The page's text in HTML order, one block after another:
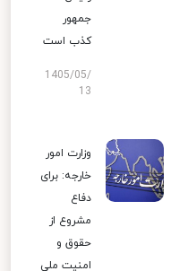
جمهور
کذب است
1405/05/
13
وزارت امور
خارجه: برای
دفاع
مشروع از
حقوق و
امنیت ملی